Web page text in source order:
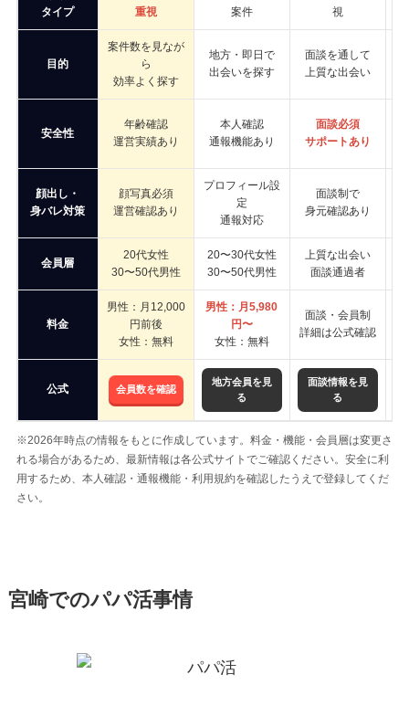
タイプ
重視
案件
視
目的
案件数を見なが
ら
効率よく探す
地方・即日で
出会いを探す
面談を通して
上質な出会い
安全性
年齢確認
運営実績あり
本人確認
通報機能あり
面談必須
サポートあり
顔出し・
身バレ対策
顔写真必須
運営確認あり
プロフィール設
定
通報対応
面談制で
身元確認あり
会員層
20代女性
30〜50代男性
20〜30代女性
30〜50代男性
上質な出会い
面談通過者
料金
男性：月12,000
円前後
女性：無料
男性：月5,980
円〜
女性：無料
面談・会員制
詳細は公式確認
公式 会員数を確認
地方会員を見
る
面談情報を見
る
※2026年時点の情報をもとに作成しています。料金・機能・会員層は変更さ
れる場合があるため、最新情報は各公式サイトでご確認ください。安全に利
用するため、本人確認・通報機能・利用規約を確認したうえで登録してくだ
さい。
宮崎でのパパ活事情